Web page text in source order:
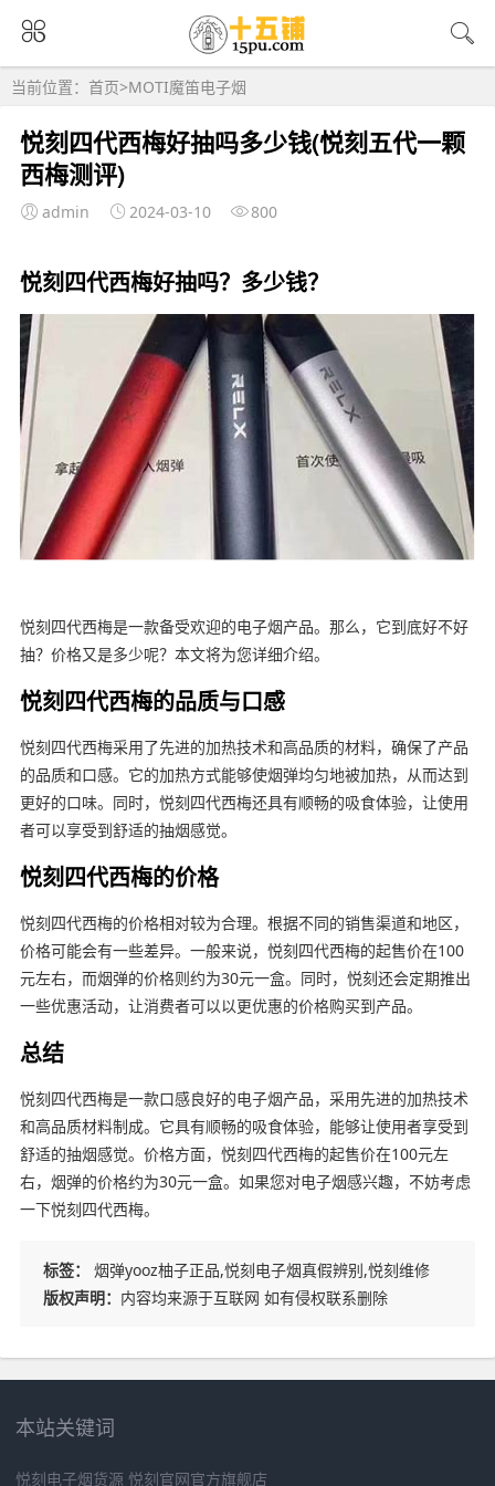
当前位置： 首页>MOTI魔笛电子烟
悦刻四代西梅好抽吗多少钱(悦刻五代一颗
西梅测评)
admin 2024-03-10 800
悦刻四代西梅好抽吗？多少钱？
悦刻四代西梅是一款备受欢迎的电子烟产品。那么，它到底好不好
抽？价格又是多少呢？本文将为您详细介绍。
悦刻四代西梅的品质与口感
悦刻四代西梅采用了先进的加热技术和高品质的材料，确保了产品
的品质和口感。它的加热方式能够使烟弹均匀地被加热，从而达到
更好的口味。同时，悦刻四代西梅还具有顺畅的吸食体验，让使用
者可以享受到舒适的抽烟感觉。
悦刻四代西梅的价格
悦刻四代西梅的价格相对较为合理。根据不同的销售渠道和地区，
价格可能会有一些差异。一般来说，悦刻四代西梅的起售价在100
元左右，而烟弹的价格则约为30元一盒。同时，悦刻还会定期推出
一些优惠活动，让消费者可以以更优惠的价格购买到产品。
总结
悦刻四代西梅是一款口感良好的电子烟产品，采用先进的加热技术
和高品质材料制成。它具有顺畅的吸食体验，能够让使用者享受到
舒适的抽烟感觉。价格方面，悦刻四代西梅的起售价在100元左
右，烟弹的价格约为30元一盒。如果您对电子烟感兴趣，不妨考虑
一下悦刻四代西梅。
标签：
烟弹yooz柚子正品,悦刻电子烟真假辨别,悦刻维修
版权声明： 内容均来源于互联网 如有侵权联系删除
本站关键词
悦刻电子烟货源 悦刻官网官方旗舰店